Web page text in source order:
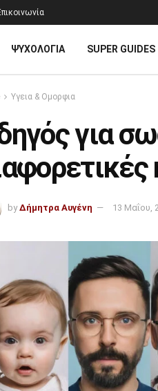
ΨΥΧΟΛΟΓΊΑ SUPER GUIDES
Υγεια & Ομορφια
για
by Δήμητρα Αυγένη 13 Μαΐου,